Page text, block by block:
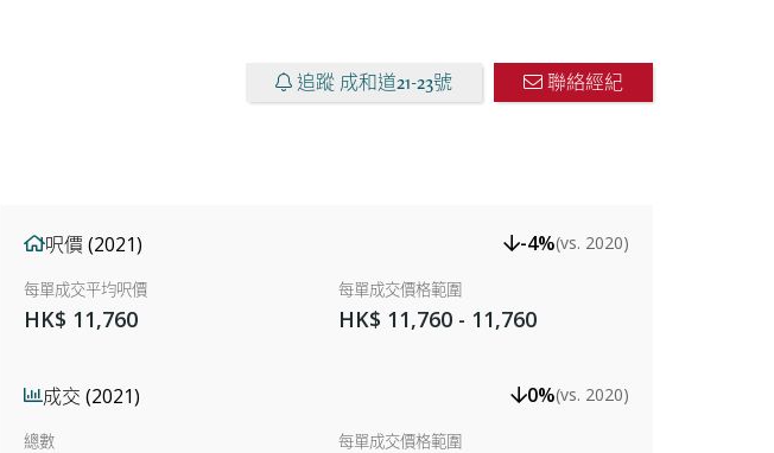
追蹤 成和道21-23號 聯絡經紀
呎價 (2021) -4%(vs. 2020)
每單成交平均呎價
HK$ 11,760
每單成交價格範圍
HK$ 11,760 - 11,760
成交 (2021) 0%(vs. 2020)
總數 每單成交價格範圍